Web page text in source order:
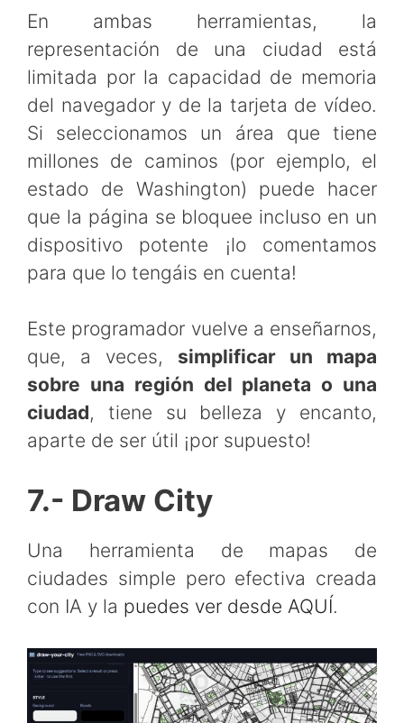
En ambas herramientas, la
representación de una ciudad está
limitada por la capacidad de memoria
del navegador y de la tarjeta de vídeo.
Si seleccionamos un área que tiene
millones de caminos (por ejemplo, el
estado de Washington) puede hacer
que la página se bloquee incluso en un
dispositivo potente ¡lo comentamos
para que lo tengáis en cuenta!
Este programador vuelve a enseñarnos,
que, a veces, simplificar un mapa
sobre una región del planeta o una
ciudad, tiene su belleza y encanto,
aparte de ser útil ¡por supuesto!
7.- Draw City
Una herramienta de mapas de
ciudades simple pero efectiva creada
con IA y la puedes ver desde AQUÍ.